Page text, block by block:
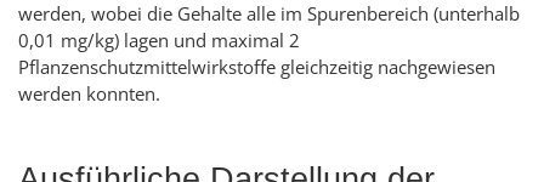
werden, wobei die Gehalte alle im Spurenbereich (unterhalb
0,01 mg/kg) lagen und maximal 2
Pflanzenschutzmittelwirkstoffe gleichzeitig nachgewiesen
werden konnten.